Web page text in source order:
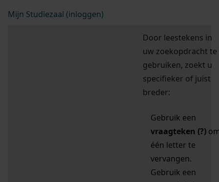
Mijn Studiezaal (inloggen)
Door leestekens in
uw zoekopdracht te
gebruiken, zoekt u
specifieker of juist
breder:
Gebruik een
vraagteken (?)
één letter te
vervangen.
Gebruik een